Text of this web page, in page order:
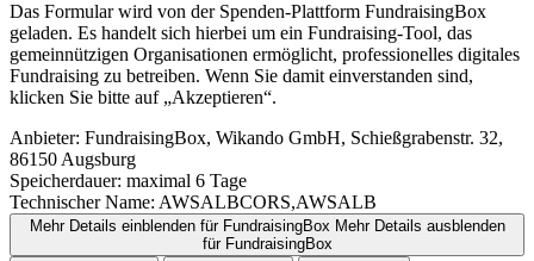
Das Formular wird von der Spenden-Plattform FundraisingBox
geladen. Es handelt sich hierbei um ein Fundraising-Tool, das
gemeinnützigen Organisationen ermöglicht, professionelles digitales
Fundraising zu betreiben. Wenn Sie damit einverstanden sind,
klicken Sie bitte auf „Akzeptieren“.
Anbieter: FundraisingBox, Wikando GmbH, Schießgrabenstr. 32,
86150 Augsburg
Speicherdauer: maximal 6 Tage
Technischer Name: AWSALBCORS,AWSALB
Mehr Details einblendenfür FundraisingBox Mehr Details ausblenden
für FundraisingBox